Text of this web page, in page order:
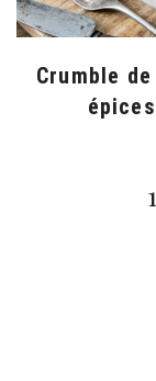
Crumble